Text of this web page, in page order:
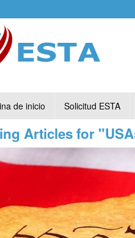
de inicio Solicitud ESTA
Articles for